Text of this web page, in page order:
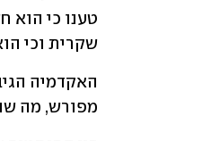
שקרית וכי
מפורש, מה